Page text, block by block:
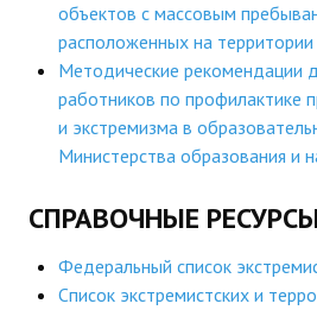
объектов с массовым
расположенных на
Методические рекомендации
работников по профилактике
и экстремизма в
Министерства образования и
СПРАВОЧНЫЕ
Федеральный список
Список экстремистских и